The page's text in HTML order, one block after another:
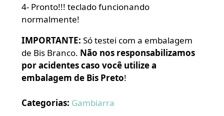
4- Pronto!!! teclado funcionando
normalmente!
IMPORTANTE: Só testei com a embalagem
de Bis Branco. Não nos responsabilizamos
por acidentes caso você utilize a
embalagem de Bis Preto!
Categorias: Gambiarra